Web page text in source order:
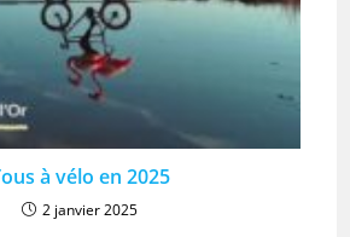
à vélo en 2025
2 janvier 2025